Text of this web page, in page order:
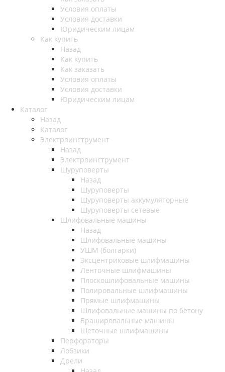
Условия оплаты
Условия доставки
Юридическим лицам
Как купить
Назад
Как купить
Как заказать
Условия оплаты
Условия доставки
Юридическим лицам
Каталог
Назад
Каталог
Электроинструмент
Назад
Электроинструмент
Шуруповерты
Назад
Шуруповерты
Шуруповерты аккумуляторные
Шуруповерты сетевые
Шлифовальные машины
Назад
Шлифовальные машины
УШМ (болгарки)
Эксцентриковые шлифмашины
Ленточные шлифмашины
Плоскошлифовальные машины
Полировальные шлифмашины
Прямые шлифмашины
Шлифовальные машины по бетону
Брашировальные машины
Щеточные шлифмашины
Перфораторы
Лобзики
Дрели